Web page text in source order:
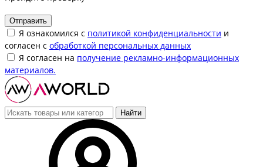
Отправить
Я ознакомился с политикой конфиденциальности и
согласен с обработкой персональных данных
Я согласен на получение рекламно-информационных
материалов.
Найти